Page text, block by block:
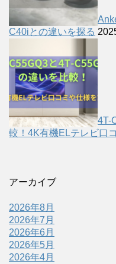
C40iとの違いを探る
4T-
較！4K有機ELテレビ口
アーカイブ
2026年8月
2026年7月
2026年6月
2026年5月
2026年4月